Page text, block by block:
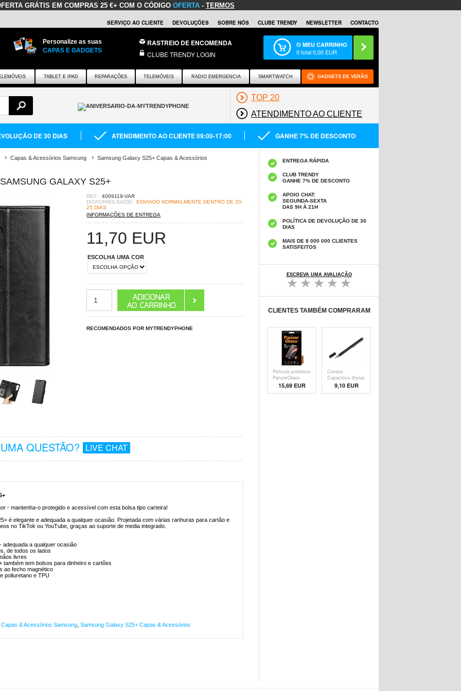
GRÁTIS EM COMPRAS 25 €+ COM O CÓDIGO OFERTA - TERMOS
SERVIÇO AO CLIENTE DEVOLUÇÕES SOBRE NÓS CLUBE TRENDY NEWSLETTER CONTACTO
Personalize as suas
CAPAS E GADGETS
RASTREIO DE ENCOMENDA
CLUBE TRENDY LOGIN
O MEU CARRINHO
0total0,00 EUR
TABLET E IPAD REPARAÇÕES TELEMÓVEIS RADIO EMERGENCIA SMARTWATCH GADGETS DE VERÃO
TOP 20
ATENDIMENTO AO CLIENTE
DE 30 DIAS ATENDIMENTO AO CLIENTE 09:00-17:00 GANHE 7% DE DESCONTO
Capas & Acessórios Samsung Samsung Galaxy S25+ Capas & Acessórios
GALAXY S25+
REF.: 4009119-VAR
DISPONIBILIDADE: ENVIADO NORMALMENTE DENTRO DE 20-
25 DIAS
INFORMAÇÕES DE ENTREGA
11,70 EUR
ESCOLHA UMA COR
RECOMENDADOS POR MYTRENDYPHONE
QUESTÃO? LIVE CHAT
- mantenha-o protegido e acessível com esta bolsa tipo carteira!
é elegante e adequada a qualquer ocasião. Projetada com várias ranhuras para cartão e
no TikTok ou YouTube, graças ao suporte de media integrado.
adequada a qualquer ocasião
de todos os lados
livres
também tem bolsos para dinheiro e cartões
ao fecho magnético
poliuretano e TPU
Capas & Acessórios Samsung Samsung Galaxy S25+ Capas & Acessórios
ENTREGA RÁPIDA
CLUB TRENDY
GANHE 7% DE DESCONTO
APOIO CHAT:
SEGUNDA-SEXTA
DAS 9H À 21H
POLÍTICA DE DEVOLUÇÃO DE 30
DIAS
MAIS DE 8 000 000 CLIENTES
SATISFEITOS
ESCREVA UMA AVALIAÇÃO
CLIENTES TAMBÉM COMPRARAM
Película protetora
PanzerGlass
15,69 EUR
Caneta
Capacitiva Stylus
- Pre9,10 EUR